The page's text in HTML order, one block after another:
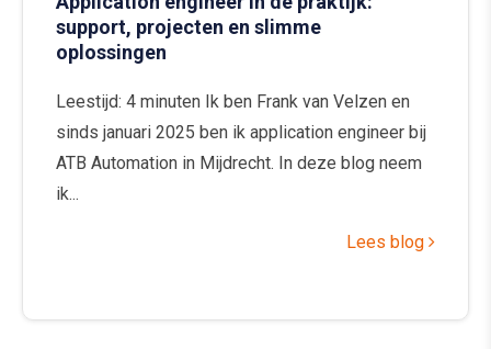
support, projecten en slimme
oplossingen
Leestijd: 4 minuten Ik ben Frank van Velzen en
sinds januari 2025 ben ik application engineer bij
ATB Automation in Mijdrecht. In deze blog neem
ik...
Lees blog